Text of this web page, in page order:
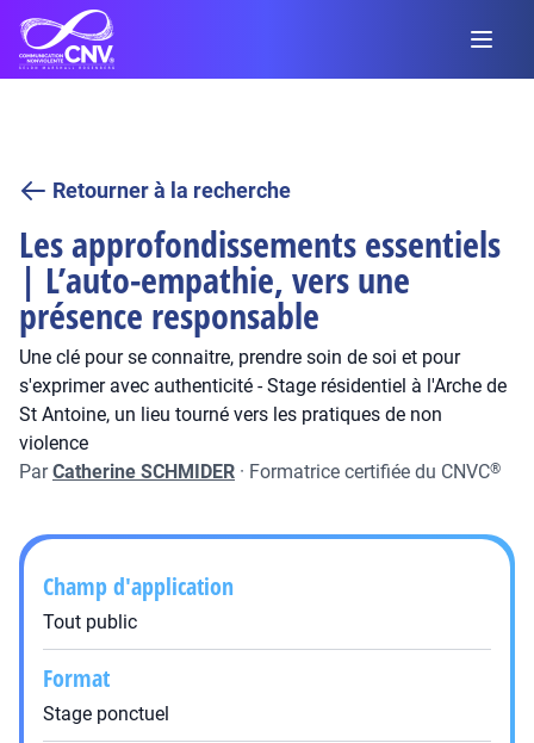
Retourner à la recherche
Les approfondissements essentiels
| L’auto-empathie, vers une
présence responsable
Une clé pour se connaitre, prendre soin de soi et pour
s'exprimer avec authenticité - Stage résidentiel à l'Arche de
St Antoine, un lieu tourné vers les pratiques de non
violence
ParCatherine SCHMIDER · Formatrice certifiée du CNVC®
Champ d'application
Tout public
Format
Stage ponctuel